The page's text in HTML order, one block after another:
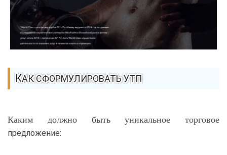
КАК СФОРМУЛИРОВАТЬ УТП
Каким должно быть уникальное торговое
предложение: